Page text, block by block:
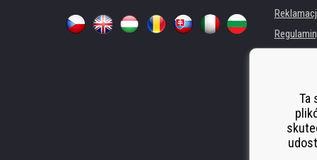
Wynajem
Ta